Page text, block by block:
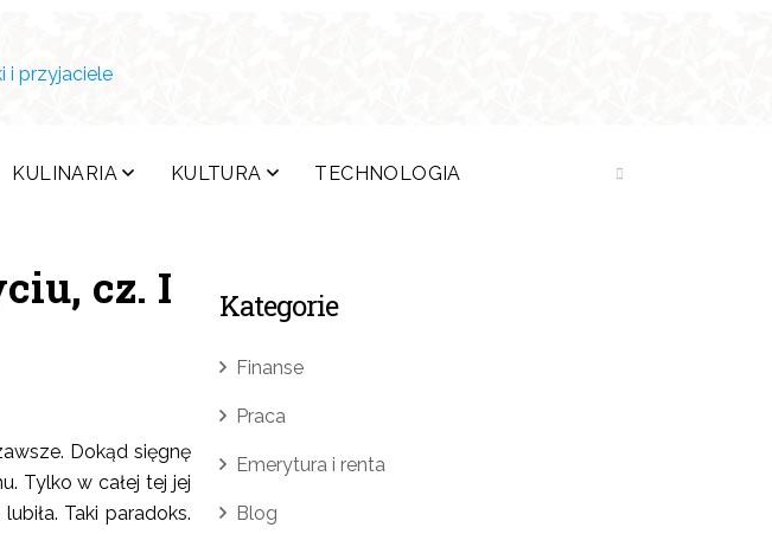
KULINARIA KULTURA TECHNOLOGIA
cz. I
Dokąd sięgnę
Tylko w całej tej jej
Taki paradoks.
Kategorie
Finanse
Praca
Emerytura i renta
Blog